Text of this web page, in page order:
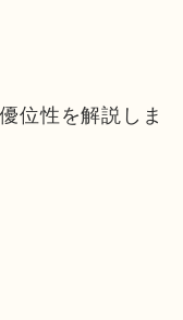
位性を解説しま